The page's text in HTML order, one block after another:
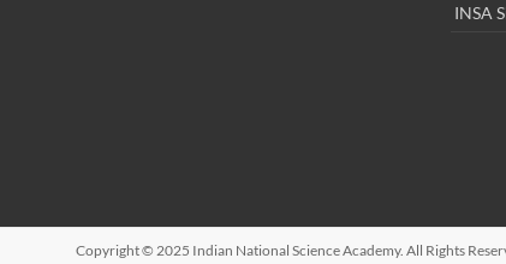
INSA
Copyright © 2025 Indian National Science Academy. All Rights